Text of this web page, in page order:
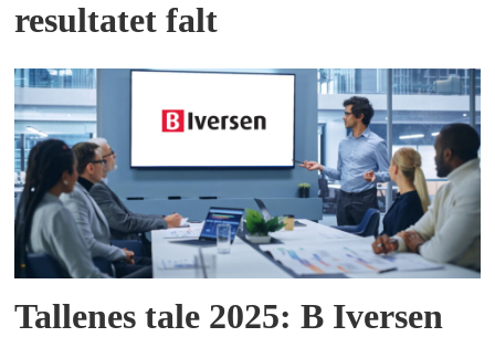
resultatet falt
Tallenes tale 2025: B Iversen